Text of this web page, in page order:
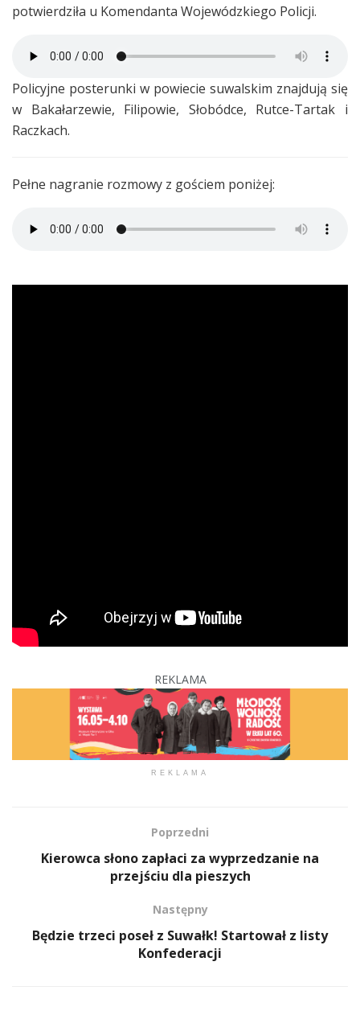
potwierdziła u Komendanta Wojewódzkiego Policji.
Policyjne posterunki w powiecie suwalskim znajdują się
w Bakałarzewie, Filipowie, Słobódce, Rutce-Tartak i
Raczkach.
Pełne nagranie rozmowy z gościem poniżej:
REKLAMA
REKLAMA
Poprzedni
Kierowca słono zapłaci za wyprzedzanie na
przejściu dla pieszych
Następny
Będzie trzeci poseł z Suwałk! Startował z listy
Konfederacji